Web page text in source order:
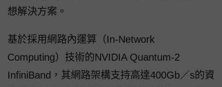
想解決方案。
基於採用網路內運算（In-Network
Computing）技術的NVIDIA Quantum-2
InfiniBand，其網路架構支持高達400Gb／s的資